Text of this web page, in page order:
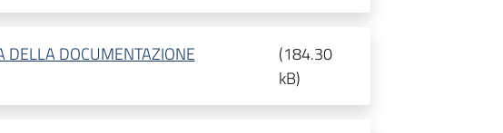
DELLA DOCUMENTAZIONE
(184.30
kB)